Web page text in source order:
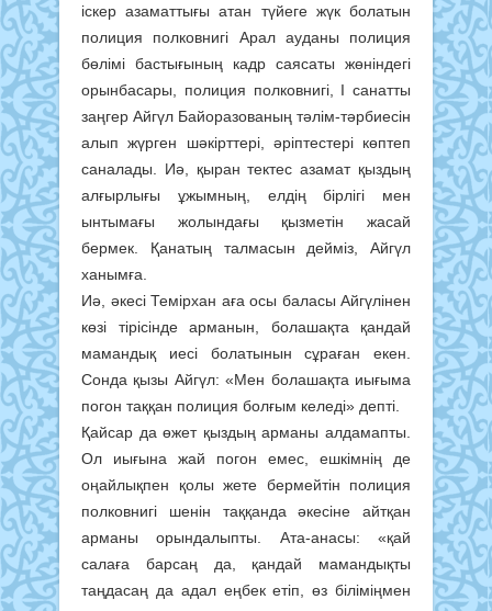
іскер азаматтығы атан түйеге жүк болатын
полиция полковнигі Арал ауданы полиция
бөлімі бастығының кадр саясаты жөніндегі
орынбасары, полиция полковнигі, І санатты
заңгер Айгүл Байоразованың тәлім-тәрбиесін
алып жүрген шәкірттері, әріптестері көптеп
саналады. Иә, қыран тектес азамат қыздың
алғырлығы ұжымның, елдің бірлігі мен
ынтымағы жолындағы қызметін жасай
бермек. Қанатың талмасын дейміз, Айгүл
ханымға.
Иә, әкесі Темірхан аға осы баласы Айгүлінен
көзі тірісінде арманын, болашақта қандай
мамандық иесі болатынын сұраған екен.
Сонда қызы Айгүл: «Мен болашақта иығыма
погон таққан полиция болғым келеді» депті.
Қайсар да өжет қыздың арманы алдамапты.
Ол иығына жай погон емес, ешкімнің де
оңайлықпен қолы жете бермейтін полиция
полковнигі шенін таққанда әкесіне айтқан
арманы орындалыпты. Ата-анасы: «қай
салаға барсаң да, қандай мамандықты
таңдасаң да адал еңбек етіп, өз біліміңмен